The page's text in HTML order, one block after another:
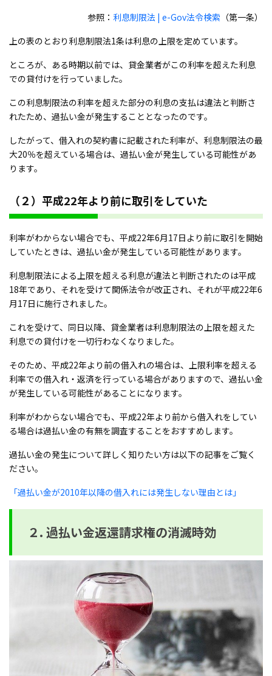
参照： 利息制限法 | e-Gov法令検索 （第一条）
上の表のとおり利息制限法1条は利息の上限を定めています。
ところが、ある時期以前では、貸金業者がこの利率を超えた利息
での貸付けを行っていました。
この利息制限法の利率を超えた部分の利息の支払は違法と判断さ
れたため、過払い金が発生することとなったのです。
したがって、借入れの契約書に記載された利率が、利息制限法の最
大20％を超えている場合は、過払い金が発生している可能性があ
ります。
（２）平成22年より前に取引をしていた
利率がわからない場合でも、平成22年6月17日より前に取引を開始
していたときは、過払い金が発生している可能性があります。
利息制限法による上限を超える利息が違法と判断されたのは平成
18年であり、それを受けて関係法令が改正され、それが平成22年6
月17日に施行されました。
これを受けて、同日以降、貸金業者は利息制限法の上限を超えた
利息での貸付けを一切行わなくなりました。
そのため、平成22年より前の借入れの場合は、上限利率を超える
利率での借入れ・返済を行っている場合がありますので、過払い金
が発生している可能性があることになります。
利率がわからない場合でも、平成22年より前から借入れをしてい
る場合は過払い金の有無を調査することをおすすめします。
過払い金の発生について詳しく知りたい方は以下の記事をご覧く
ださい。
「過払い金が2010年以降の借入れには発生しない理由とは」
２. 過払い金返還請求権の消滅時効